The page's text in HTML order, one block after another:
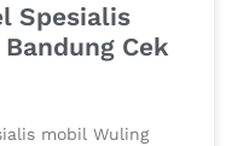
Spesialis
Cek
mobil Wuling